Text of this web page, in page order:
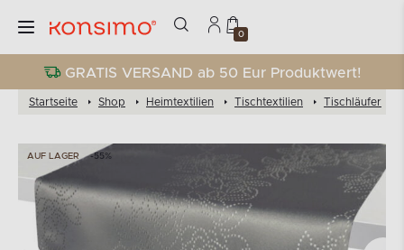
0
GRATIS VERSAND ab 50 Eur Produktwert!
Startseite Shop Heimtextilien Tischtextilien Tischläufer
AUF LAGER -55%